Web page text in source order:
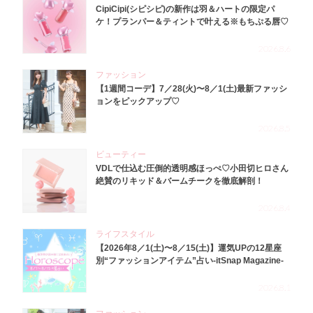
CipiCipi(シピシピ)の新作は羽＆ハートの限定パ
ケ！プランパー＆ティントで叶える※もちぷる唇♡
ファッション
【1週間コーデ】7／28(火)〜8／1(土)最新ファッシ
ョンをピックアップ♡
ビューティー
VDLで仕込む圧倒的透明感ほっぺ♡小田切ヒロさん
絶賛のリキッド＆バームチークを徹底解剖！
ライフスタイル
【2026年8／1(土)〜8／15(土)】運気UPの12星座
別“ファッションアイテム”占い-itSnap Magazine-